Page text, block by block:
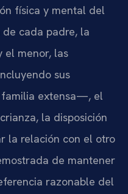
física y mental del
cada padre, la
el menor, las
sus
familia extensa—, el
la disposición
la relación con el otro
de mantener
razonable del